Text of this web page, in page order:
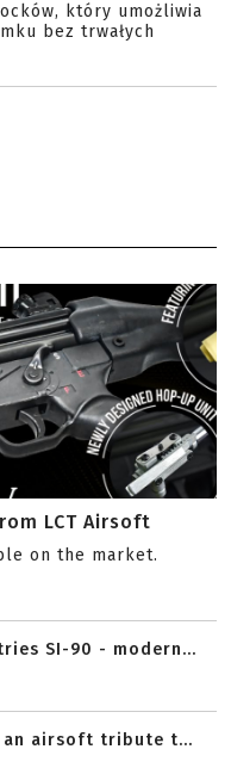
który umożliwia
bez trwałych
LCT Airsoft
on the market.
SI-90 - modern...
an airsoft tribute t...